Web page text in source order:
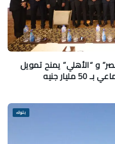
و “الأهلي” يمنح تمويل
جنيه
بنوك